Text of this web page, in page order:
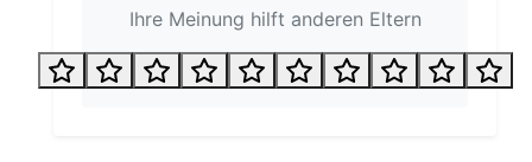
Ihre Meinung hilft anderen Eltern